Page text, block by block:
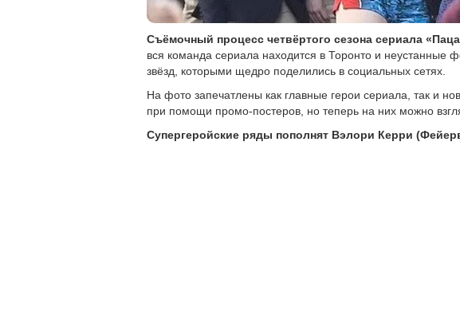
Съёмочный процесс четвёртого сезона сериала
вся команда сериала находится в Торонто и неустанные
звёзд, которыми щедро поделились в социальных сетях.
На фото запечатлены как главные герои сериала, так и
при помощи промо-постеров, но теперь на них можно
Супергеройские ряды пополнят Вэлори Керри